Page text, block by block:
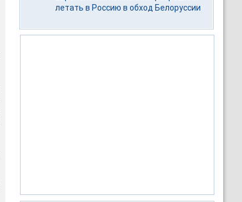
летать в Россию в обход Белоруссии